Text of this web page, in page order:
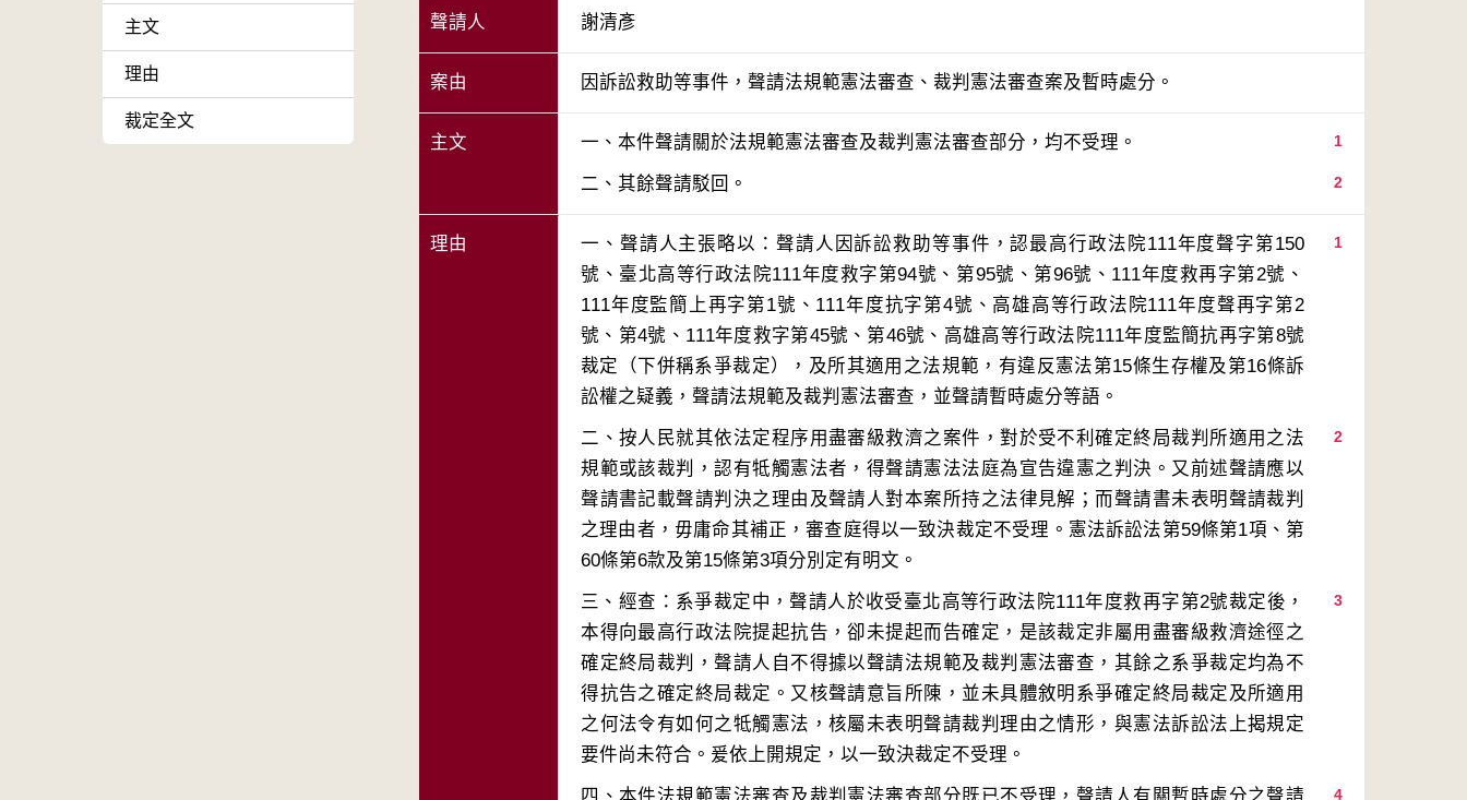
主文
理由
裁定全文
聲請人 謝清彥
案由 因訴訟救助等事件，聲請法規範憲法審查、裁判憲法審查案及暫時處分。
主文 1
2
二、其餘聲請駁回。
理由 1
一、聲請人主張略以：聲請人因訴訟救助等事件，認最高行政法院111年度聲字第150
號、臺北高等行政法院111年度救字第94號、第95號、第96號、111年度救再字第2號、
111年度監簡上再字第1號、111年度抗字第4號、高雄高等行政法院111年度聲再字第2
號、第4號、111年度救字第45號、第46號、高雄高等行政法院111年度監簡抗再字第8號
裁定（下併稱系爭裁定），及所其適用之法規範，有違反憲法第15條生存權及第16條訴
2
二、按人民就其依法定程序用盡審級救濟之案件，對於受不利確定終局裁判所適用之法
規範或該裁判，認有牴觸憲法者，得聲請憲法法庭為宣告違憲之判決。又前述聲請應以
聲請書記載聲請判決之理由及聲請人對本案所持之法律見解；而聲請書未表明聲請裁判
之理由者，毋庸命其補正，審查庭得以一致決裁定不受理。憲法訴訟法第59條第1項、第
3
三、經查：系爭裁定中，聲請人於收受臺北高等行政法院111年度救再字第2號裁定後，
本得向最高行政法院提起抗告，卻未提起而告確定，是該裁定非屬用盡審級救濟途徑之
確定終局裁判，聲請人自不得據以聲請法規範及裁判憲法審查，其餘之系爭裁定均為不
得抗告之確定終局裁定。又核聲請意旨所陳，並未具體敘明系爭確定終局裁定及所適用
之何法令有如何之牴觸憲法，核屬未表明聲請裁判理由之情形，與憲法訴訟法上揭規定
4